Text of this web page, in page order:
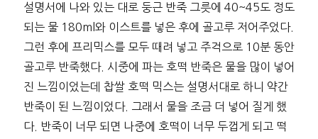
설명서에 나와 있는 대로 둥근 반죽 그릇에 40~45도 정도
되는 물 180ml와 이스트를 넣은 후에 골고루 저어주었다.
그런 후에 프리믹스를 모두 때려 넣고 주걱으로 10분 동안
골고루 반죽했다. 시중에 파는 호떡 반죽은 물을 많이 넣어
진 느낌이었는데 찹쌀 호떡 믹스는 설명서대로 하니 약간
반죽이 된 느낌이었다. 그래서 물을 조금 더 넣어 질게 했
다. 반죽이 너무 되면 나중에 호떡이 너무 두껍게 되고 떡